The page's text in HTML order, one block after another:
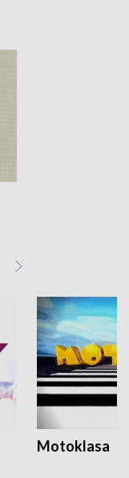
Motoklasa